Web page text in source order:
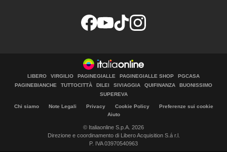
LIBERO VIRGILIO PAGINEGIALLE PAGINEGIALLE SHOP
PGCASA
PAGINEBIANCHE
TUTTOCITTÀ DILEI SIVIAGGIA QUIFINANZA
BUONISSIMO
SUPEREVA
Chi siamo Note Legali Privacy Cookie Policy
Preferenze sui cookie
Aiuto
© Italiaonline S.p.A. 2026
Direzione e coordinamento di Libero Acquisition S.á r.l.
P. IVA 03970540963